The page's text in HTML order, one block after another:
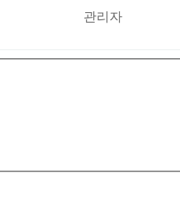
관리자